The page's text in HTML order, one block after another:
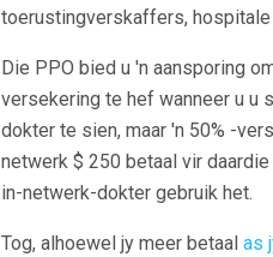
toerustingverskaffers,
Die PPO bied u 'n aansporing
versekering te hef wanneer u u
dokter te sien, maar 'n 50% -
netwerk $ 250 betaal vir
in-netwerk-dokter gebruik het.
Tog, alhoewel jy meer betaal as